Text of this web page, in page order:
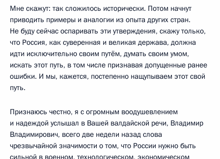
Мне скажут: так сложилось исторически. Потом начнут
приводить примеры и аналогии из опыта других стран.
Не буду сейчас оспаривать эти утверждения, скажу только,
что Россия, как суверенная и великая держава, должна
идти исключительно своим путём, думать своим умом,
искать этот путь, в том числе признавая допущенные ранее
ошибки. И мы, кажется, постепенно нащупываем этот свой
путь.
Признаюсь честно, я с огромным воодушевлением
и надеждой услышал в Вашей валдайской речи, Владимир
Владимирович, всего две недели назад слова
чрезвычайной значимости о том, что России нужно быть
сильной в военном, технологическом, экономическом